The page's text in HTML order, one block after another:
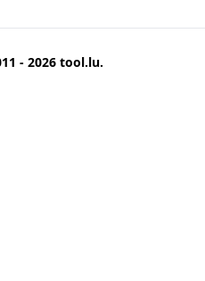
- 2026 tool.lu.